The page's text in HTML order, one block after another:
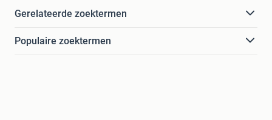
Gerelateerde zoektermen
Populaire zoektermen